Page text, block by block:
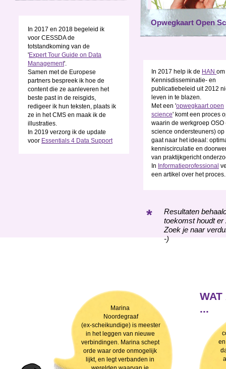
In 2017 en 2018 begeleid ik
voor CESSDA de
totstandkoming van de
'Expert Tour Guide on Data
Management'.
Samen met de Europese
partners bespreek ik hoe de
content die ze aanleveren het
beste past in de reisgids,
redigeer ik hun teksten, plaats ik
ze in het CMS en maak ik de
illustraties.
In 2019 verzorg ik de update
voor Essentials 4 Data Support
In 2017 help ik de HAN
Kennisdisseminatie- en
publicatiebeleid uit 2012
leven in te blazen.
Met een 'opwegkaart open
science' komt een proces
waarin de werkgroep OSO
science ondersteuners) op
gaat naar het ideaal:
kenniscirculatie en
van praktijkgericht
In Informatieprofessional
een artikel over het proces.
*
Marina
Noordegraaf
(ex-scheikundige) is meester
in het leggen van nieuwe
verbindingen. Marina schept
orde waar orde onmogelijk
lijkt, en legt verbanden in
WAT
...
Opwegkaart Open
Resultaten
toekomst houdt er
Zoek je naar
-)